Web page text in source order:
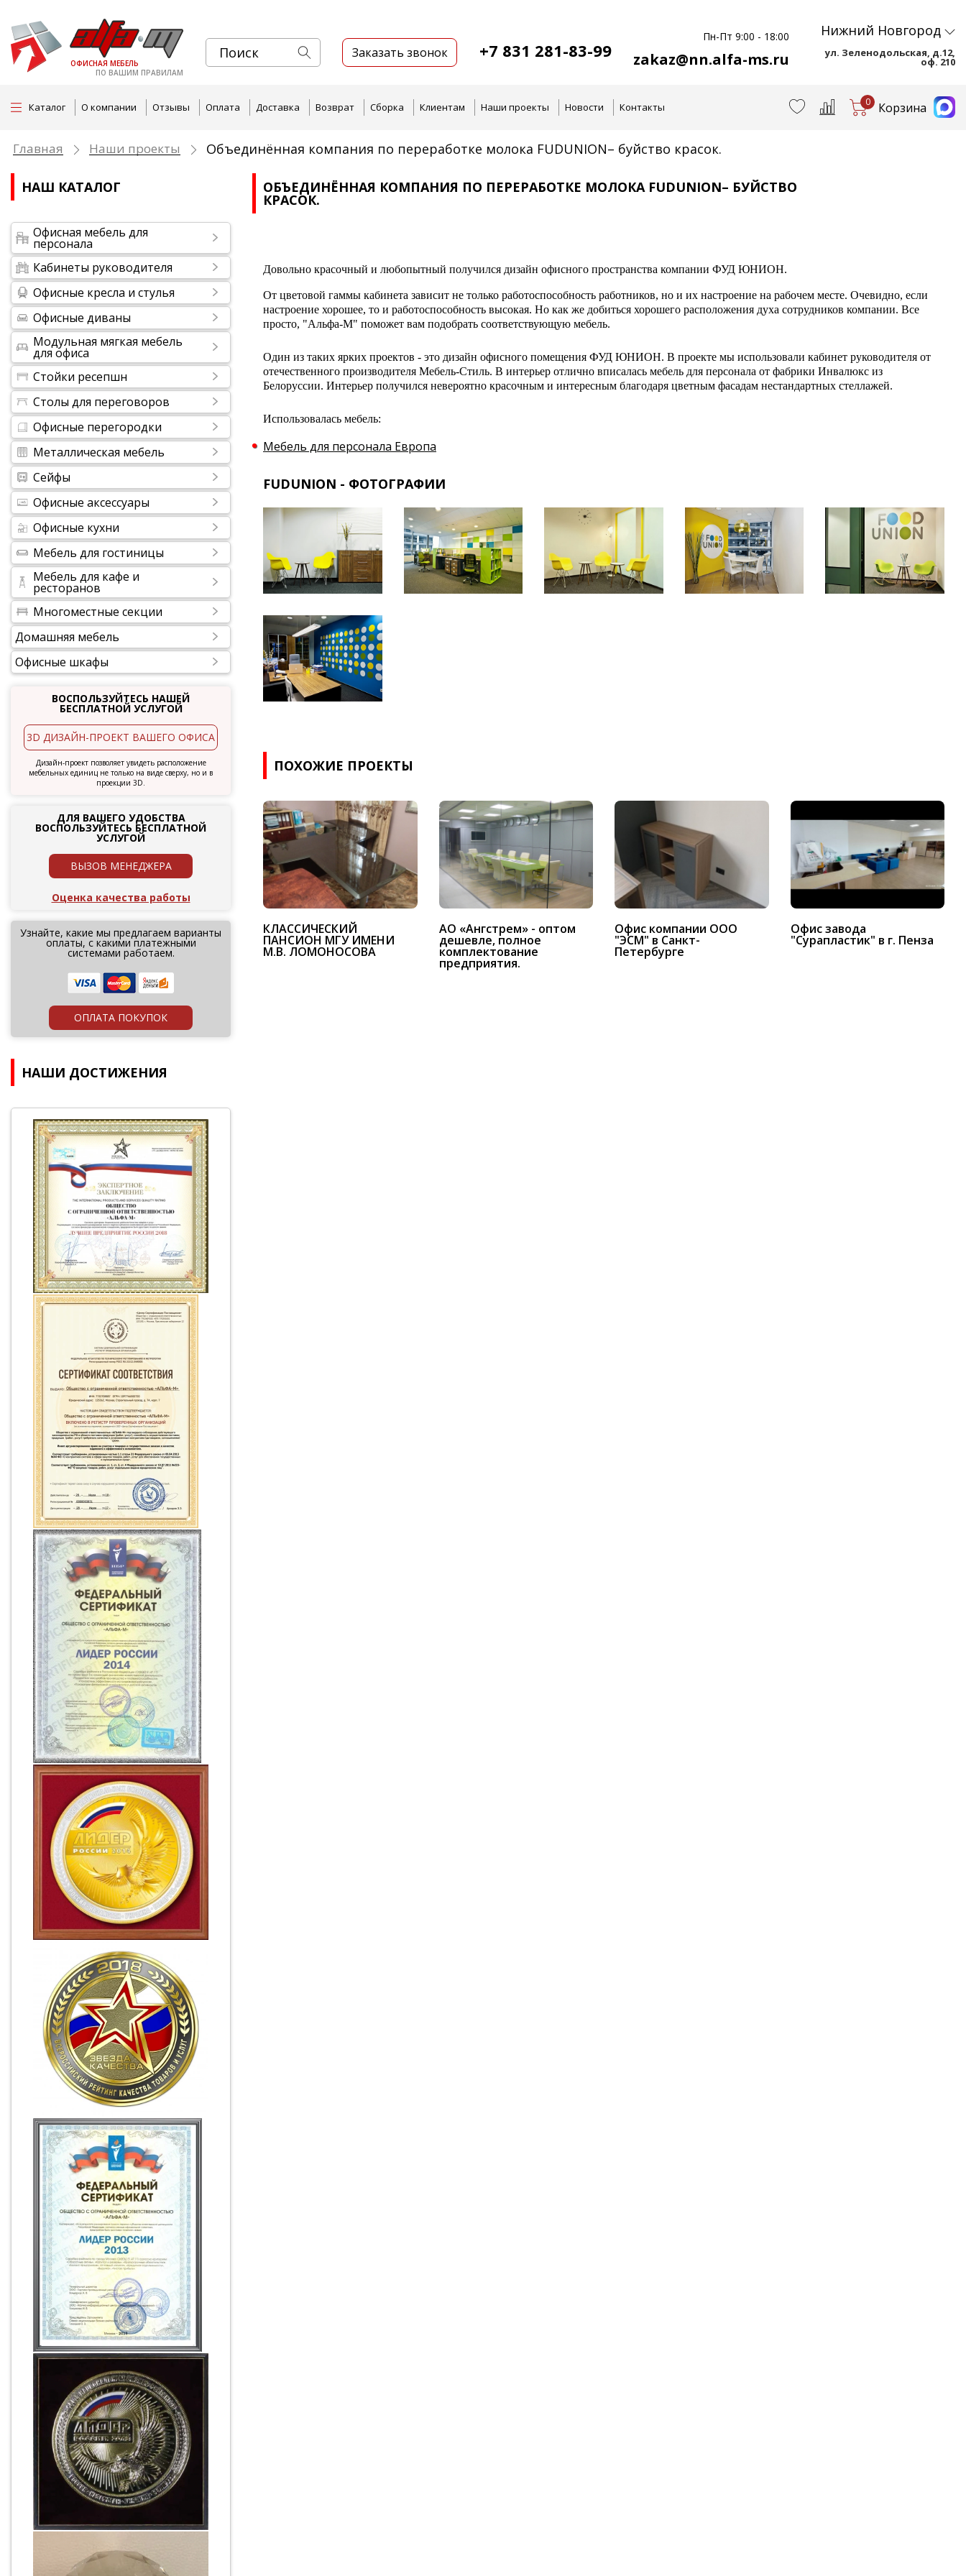
ОФИСНАЯ МЕБЕЛЬ
ПО ВАШИМ ПРАВИЛАМ
Заказать звонок +7 831 281-83-99
Пн-Пт 9:00 - 18:00
zakaz@nn.alfa-ms.ru
Нижний Новгород
ул. Зеленодольская, д.12,
оф. 210
Каталог О компании Отзывы Оплата Доставка Возврат Сборка Клиентам Наши проекты Новости Контакты 0 Корзина
Главная Наши проекты Объединённая компания по переработке молока FUDUNION– буйство красок.
НАШ КАТАЛОГ
Офисная мебель для
персонала
Кабинеты руководителя
Офисные кресла и стулья
Офисные диваны
Модульная мягкая мебель
для офиса
Стойки ресепшн
Столы для переговоров
Офисные перегородки
Металлическая мебель
Сейфы
Офисные аксессуары
Офисные кухни
Мебель для гостиницы
Мебель для кафе и
ресторанов
Многоместные секции
Домашняя мебель
Офисные шкафы
ВОСПОЛЬЗУЙТЕСЬ НАШЕЙ
БЕСПЛАТНОЙ УСЛУГОЙ
3D ДИЗАЙН-ПРОЕКТ ВАШЕГО ОФИСА
Дизайн-проект позволяет увидеть расположение
мебельных единиц не только на виде сверху, но и в
проекции 3D.
ДЛЯ ВАШЕГО УДОБСТВА
ВОСПОЛЬЗУЙТЕСЬ БЕСПЛАТНОЙ
УСЛУГОЙ
ВЫЗОВ МЕНЕДЖЕРА
Оценка качества работы
Узнайте, какие мы предлагаем варианты
оплаты, с какими платежными
системами работаем.
ОПЛАТА ПОКУПОК
НАШИ ДОСТИЖЕНИЯ
ОБЪЕДИНЁННАЯ КОМПАНИЯ ПО ПЕРЕРАБОТКЕ МОЛОКА FUDUNION– БУЙСТВО
КРАСОК.
Довольно красочный и любопытный получился дизайн офисного пространства компании ФУД ЮНИОН.
От цветовой гаммы кабинета зависит не только работоспособность работников, но и их настроение на рабочем месте. Очевидно, если
настроение хорошее, то и работоспособность высокая. Но как же добиться хорошего расположения духа сотрудников компании. Все
просто, "Альфа-М" поможет вам подобрать соответствующую мебель.
Один из таких ярких проектов - это дизайн офисного помещения ФУД ЮНИОН. В проекте мы использовали кабинет руководителя от
отечественного производителя Мебель-Стиль. В интерьер отлично вписалась мебель для персонала от фабрики Инвалюкс из
Белоруссии. Интерьер получился невероятно красочным и интересным благодаря цветным фасадам нестандартных стеллажей.
Использовалась мебель:
Мебель для персонала Европа
FUDUNION - ФОТОГРАФИИ
ПОХОЖИЕ ПРОЕКТЫ
КЛАССИЧЕСКИЙ
ПАНСИОН МГУ ИМЕНИ
М.В. ЛОМОНОСОВА
АО «Ангстрем» - оптом
дешевле, полное
комплектование
предприятия.
Офис компании ООО
"ЭСМ" в Санкт-
Петербурге
Офис завода
"Сурапластик" в г. Пенза